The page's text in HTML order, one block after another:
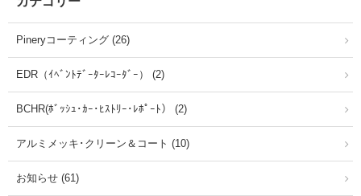
Pineryコーティング (26)
EDR（ｲﾍﾞﾝﾄﾃﾞｰﾀｰﾚｺｰﾀﾞｰ） (2)
BCHR(ﾎﾞｯｼｭ･ｶｰ･ﾋｽﾄﾘｰ･ﾚﾎﾟｰﾄ） (2)
アルミメッキ･クリーン＆コート (10)
お知らせ (61)